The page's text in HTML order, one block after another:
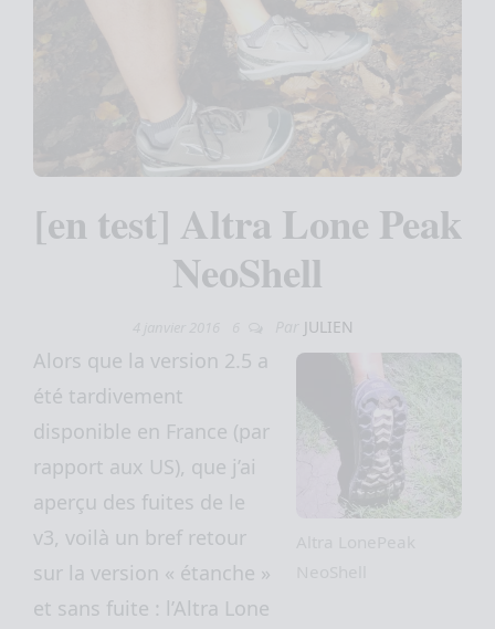
[en test] Altra Lone Peak
NeoShell
JULIEN
Alors que la version 2.5 a
été tardivement
disponible en France (par
rapport aux US), que j’ai
aperçu des fuites de le
v3, voilà un bref retour
sur la version « étanche »
et sans fuite : l’Altra Lone